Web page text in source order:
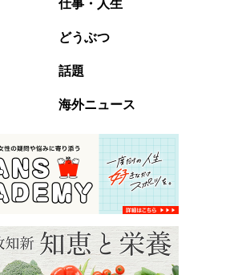
仕事・人生
どうぶつ
話題
海外ニュース